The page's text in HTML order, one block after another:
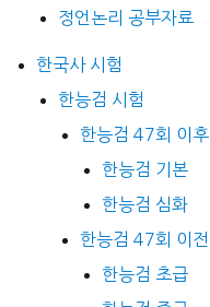
정언논리 공부자료
한국사 시험
한능검 시험
한능검 47회 이후
한능검 기본
한능검 심화
한능검 47회 이전
한능검 초급